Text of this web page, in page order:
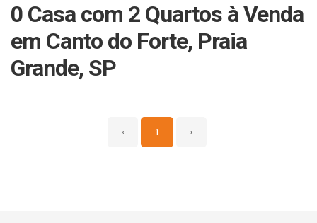
0 Casa com 2 Quartos à Venda
em Canto do Forte, Praia
Grande, SP
‹ 1 ›